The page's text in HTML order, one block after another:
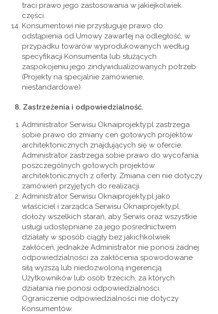
traci prawo jego zastosowania w jakiejkolwiek
części.
Konsumentowi nie przysługuje prawo do
odstąpienia od Umowy zawartej na odległość, w
przypadku towarów wyprodukowanych według
specyfikacji Konsumenta lub służących
zaspokojeniu jego zindywidualizowanych potrzeb
(Projekty na specjalnie zamówienie,
niestandardowe).
8. Zastrzeżenia i odpowiedzialność.
Administrator Serwisu Oknaiprojekty.pl zastrzega
sobie prawo do zmiany cen gotowych projektów
architektonicznych znajdujących się w ofercie.
Administrator zastrzega sobie prawo do wycofania
poszczególnych gotowych projektów
architektonicznych z oferty. Zmiana cen nie dotyczy
zamówień przyjętych do realizacji.
Administrator Serwisu Oknaiprojekty.pl jako
właściciel i zarządca Serwisu Oknaiprojekty.pl.
dołoży wszelkich starań, aby Serwis oraz wszystkie
usługi udostępniane za jego pośrednictwem
działały w sposób ciągły bez jakichkolwiek
zakłóceń, jednakże Administrator nie ponosi żadnej
odpowiedzialności za zakłócenia spowodowane
siłą wyższą lub niedozwoloną ingerencją
Użytkowników lub osób trzecich, za których
działania nie ponosi odpowiedzialności.
Ograniczenie odpowiedzialności nie dotyczy
Konsumentów.